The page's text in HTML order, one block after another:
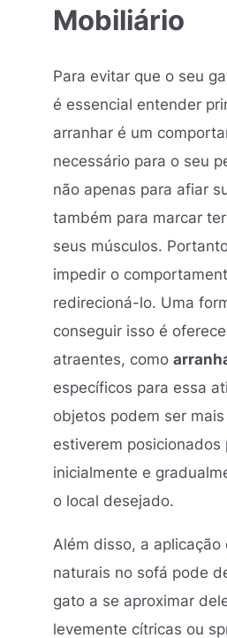
Mobiliário
Para evitar que o seu
é essencial entender
arranhar é um
necessário para o seu
não apenas para afiar
também para marcar
seus músculos.
impedir o
redirecioná-lo. Uma
conseguir isso é
atraentes, como
específicos para essa
objetos podem ser
estiverem posicionados
inicialmente e
o local desejado.
Além disso, a aplicação
naturais no sofá pode
gato a se aproximar
levemente cítricas ou